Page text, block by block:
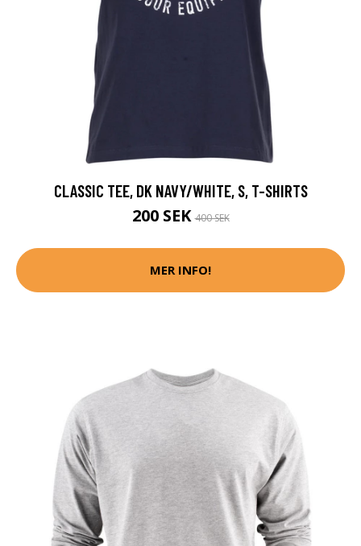
CLASSIC TEE, DK NAVY/WHITE, S, T-SHIRTS
200 SEK400 SEK
MER INFO!